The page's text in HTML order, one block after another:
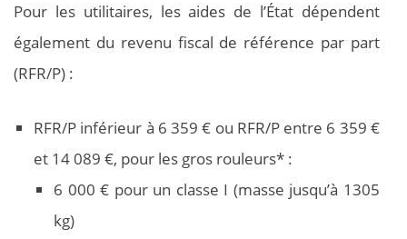
Pour les utilitaires, les aides de l’État dépendent
également du revenu fiscal de référence par part
(RFR/P) :
RFR/P inférieur à 6 359 € ou RFR/P entre 6 359 €
et 14 089 €, pour les gros rouleurs* :
6 000 € pour un classe I (masse jusqu’à 1305
kg)